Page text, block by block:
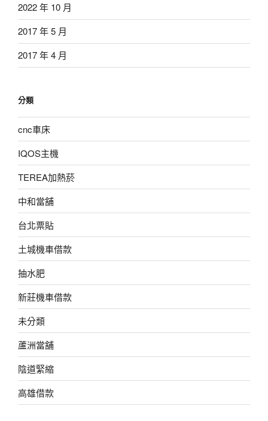
2022 年 10 月
2017 年 5 月
2017 年 4 月
分類
cnc車床
IQOS主機
TEREA加熱菸
中和當舖
台北票貼
土城機車借款
抽水肥
新莊機車借款
未分類
蘆洲當舖
陰道緊縮
高雄借款